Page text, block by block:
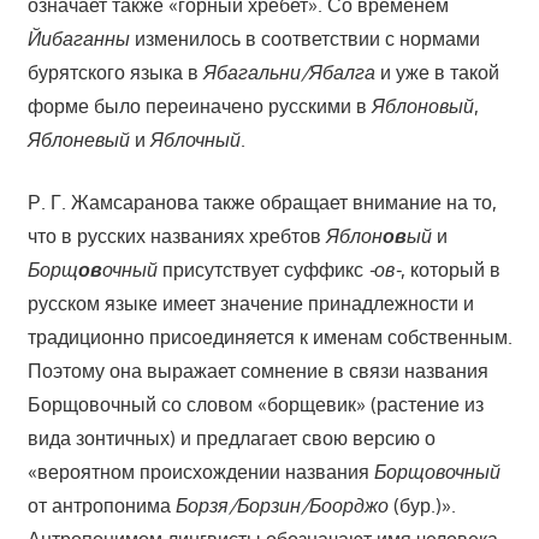
Йибаганныизменилось в соответствии с нормами
бурятского языка в Ябагальни/Ябалга и уже в такой
форме было переиначено русскими в Яблоновый,
Яблоневыйи Яблочный.
Р. Г. Жамсаранова также обращает внимание на то,
что в русских названиях хребтов Яблоновыйи
Борщовочныйприсутствует суффикс -ов-, который в
русском языке имеет значение принадлежности и
традиционно присоединяется к именам собственным.
Поэтому она выражает сомнение в связи названия
Борщовочный со словом «борщевик» (растение из
вида зонтичных) и предлагает свою версию о
«вероятном происхождении названия Борщовочный
от антропонима Борзя/Борзин/Боорджо(бур.)».